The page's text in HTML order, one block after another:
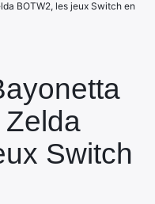
Switch
BOTW2, les jeux Switch en